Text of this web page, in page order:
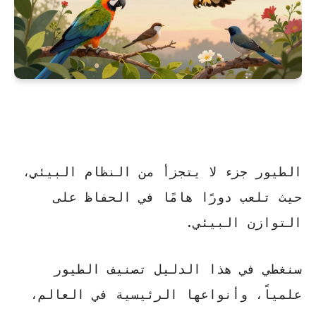
الطيور جزء لا يتجزأ من النظام البيئي،
حيث تلعب دورًا هامًا في
الحفاظ على
التوازن البيئي.
سنغطي في هذا الدليل
تصنيف الطيور
علمياً، وأنواعها الرئيسية في العالم،